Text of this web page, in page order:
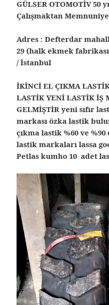
GÜLSER OTOMOTİV 50
Çalışmaktan
Adres : Defterdar
29 (halk ekmek
/ İstanbul
İKİNCİ EL ÇIKMA
LASTİK YENİ LASTİK İŞ
GELMİŞTİR yeni sıfır
markası özka lastik
çıkma lastik %60 ve
lastik markaları lassa
Petlas kumho 10 adet